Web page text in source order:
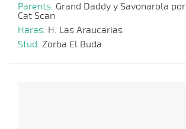
Parents: Grand Daddy y Savonarola por
Cat Scan
Haras: H. Las Araucarias
Stud: Zorba El Buda